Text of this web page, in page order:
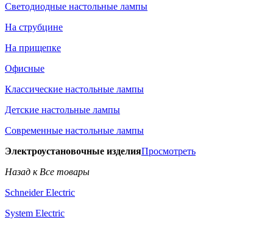
Светодиодные настольные лампы
На струбцине
На прищепке
Офисные
Классические настольные лампы
Детские настольные лампы
Современные настольные лампы
Электроустановочные изделияПросмотреть
Назад к Все товары
Schneider Electric
System Electric